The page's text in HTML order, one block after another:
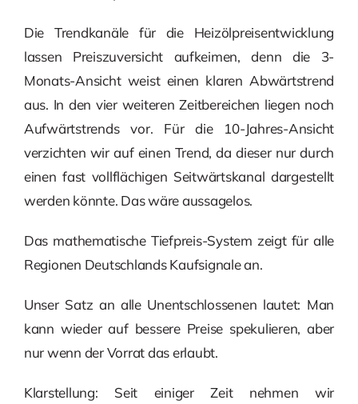
Die Trendkanäle für die Heizölpreisentwicklung
lassen Preiszuversicht aufkeimen, denn die 3-
Monats-Ansicht weist einen klaren Abwärtstrend
aus. In den vier weiteren Zeitbereichen liegen noch
Aufwärtstrends vor. Für die 10-Jahres-Ansicht
verzichten wir auf einen Trend, da dieser nur durch
einen fast vollflächigen Seitwärtskanal dargestellt
werden könnte. Das wäre aussagelos.
Das mathematische Tiefpreis-System zeigt für alle
Regionen Deutschlands Kaufsignale an.
Unser Satz an alle Unentschlossenen lautet: Man
kann wieder auf bessere Preise spekulieren, aber
nur wenn der Vorrat das erlaubt.
Klarstellung: Seit einiger Zeit nehmen wir